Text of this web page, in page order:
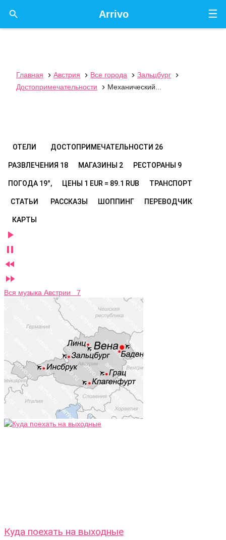
☰
Arrivo

Главная  Австрия  Все города  Зальцбург

Достопримечательности
 Механический...
ОТЕЛИ ДОСТОПРИМЕЧАТЕЛЬНОСТИ 26
РАЗВЛЕЧЕНИЯ 18 МАГАЗИНЫ 2 РЕСТОРАНЫ 9
ПОГОДА 19°, ЦЕНЫ 1 EUR = 89.1 RUB ТРАНСПОРТ
СТАТЬИ РАССКАЗЫ ШОППИНГ ПЕРЕВОДЧИК
КАРТЫ




Вся музыка Австрии 7
Куда поехать на выходные